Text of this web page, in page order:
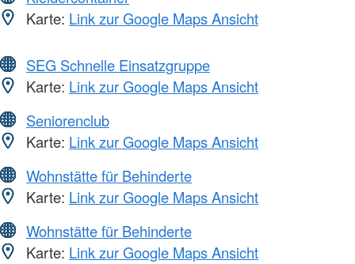
Karte: Link zur Google Maps Ansicht
SEG Schnelle Einsatzgruppe
Karte: Link zur Google Maps Ansicht
Seniorenclub
Karte: Link zur Google Maps Ansicht
Wohnstätte für Behinderte
Karte: Link zur Google Maps Ansicht
Wohnstätte für Behinderte
Karte: Link zur Google Maps Ansicht